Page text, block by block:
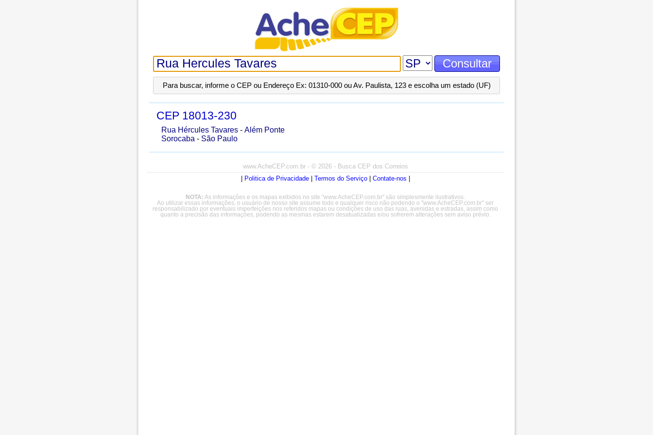
Para buscar, informe o CEP ou Endereço Ex: 01310-000 ou Av. Paulista, 123 e escolha um estado (UF)
CEP 18013-230
Rua Hércules Tavares - Além Ponte
Sorocaba - São Paulo
www.AcheCEP.com.br- © 2026 - Busca CEP dos Correios
Politica de Privacidade| Termos do Serviço| Contate-nos
NOTA: As informações e os mapas exibidos no site "www.AcheCEP.com.br" são simplesmente ilustrativos.
Ao utilizar essas informações, o usuário de nosso site assume todo e qualquer risco não podendo o "www.AcheCEP.com.br" ser
responsabilizado por eventuais imperfeições nos referidos mapas ou condições de uso das ruas, avenidas e estradas, assim como
quanto a precisão das informações, podendo as mesmas estarem desatualizadas e/ou sofrerem alterações sem aviso prévio.